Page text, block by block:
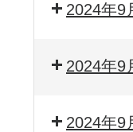
2024年9
2024年9
2024年9